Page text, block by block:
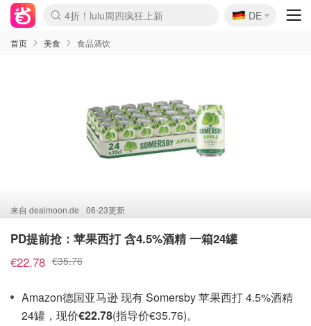
Boticinal 夏促开抢！
4折！lulu周四疯狂上新
还没结束！&OtherStories大促
Joybuy变相75折 随时失效
速领！Stanley独家85折
疑似霸哥！Camper额外叠85折
Zalando 奥莱闪促！每日更新
Moncler反季囤！5折起+叠9折
Coach Brooklyn仅€192
🇩🇪
DE
首页 美食 食品酒饮
来自 dealmoon.de 06-23更新
PD提前抢：苹果西打 含4.5%酒精 一箱24罐
€22.78 €35.76
Amazon德国亚马逊 现有 Somersby 苹果西打 4.5%酒精
24罐，现价€22.78(指导价€35.76)。